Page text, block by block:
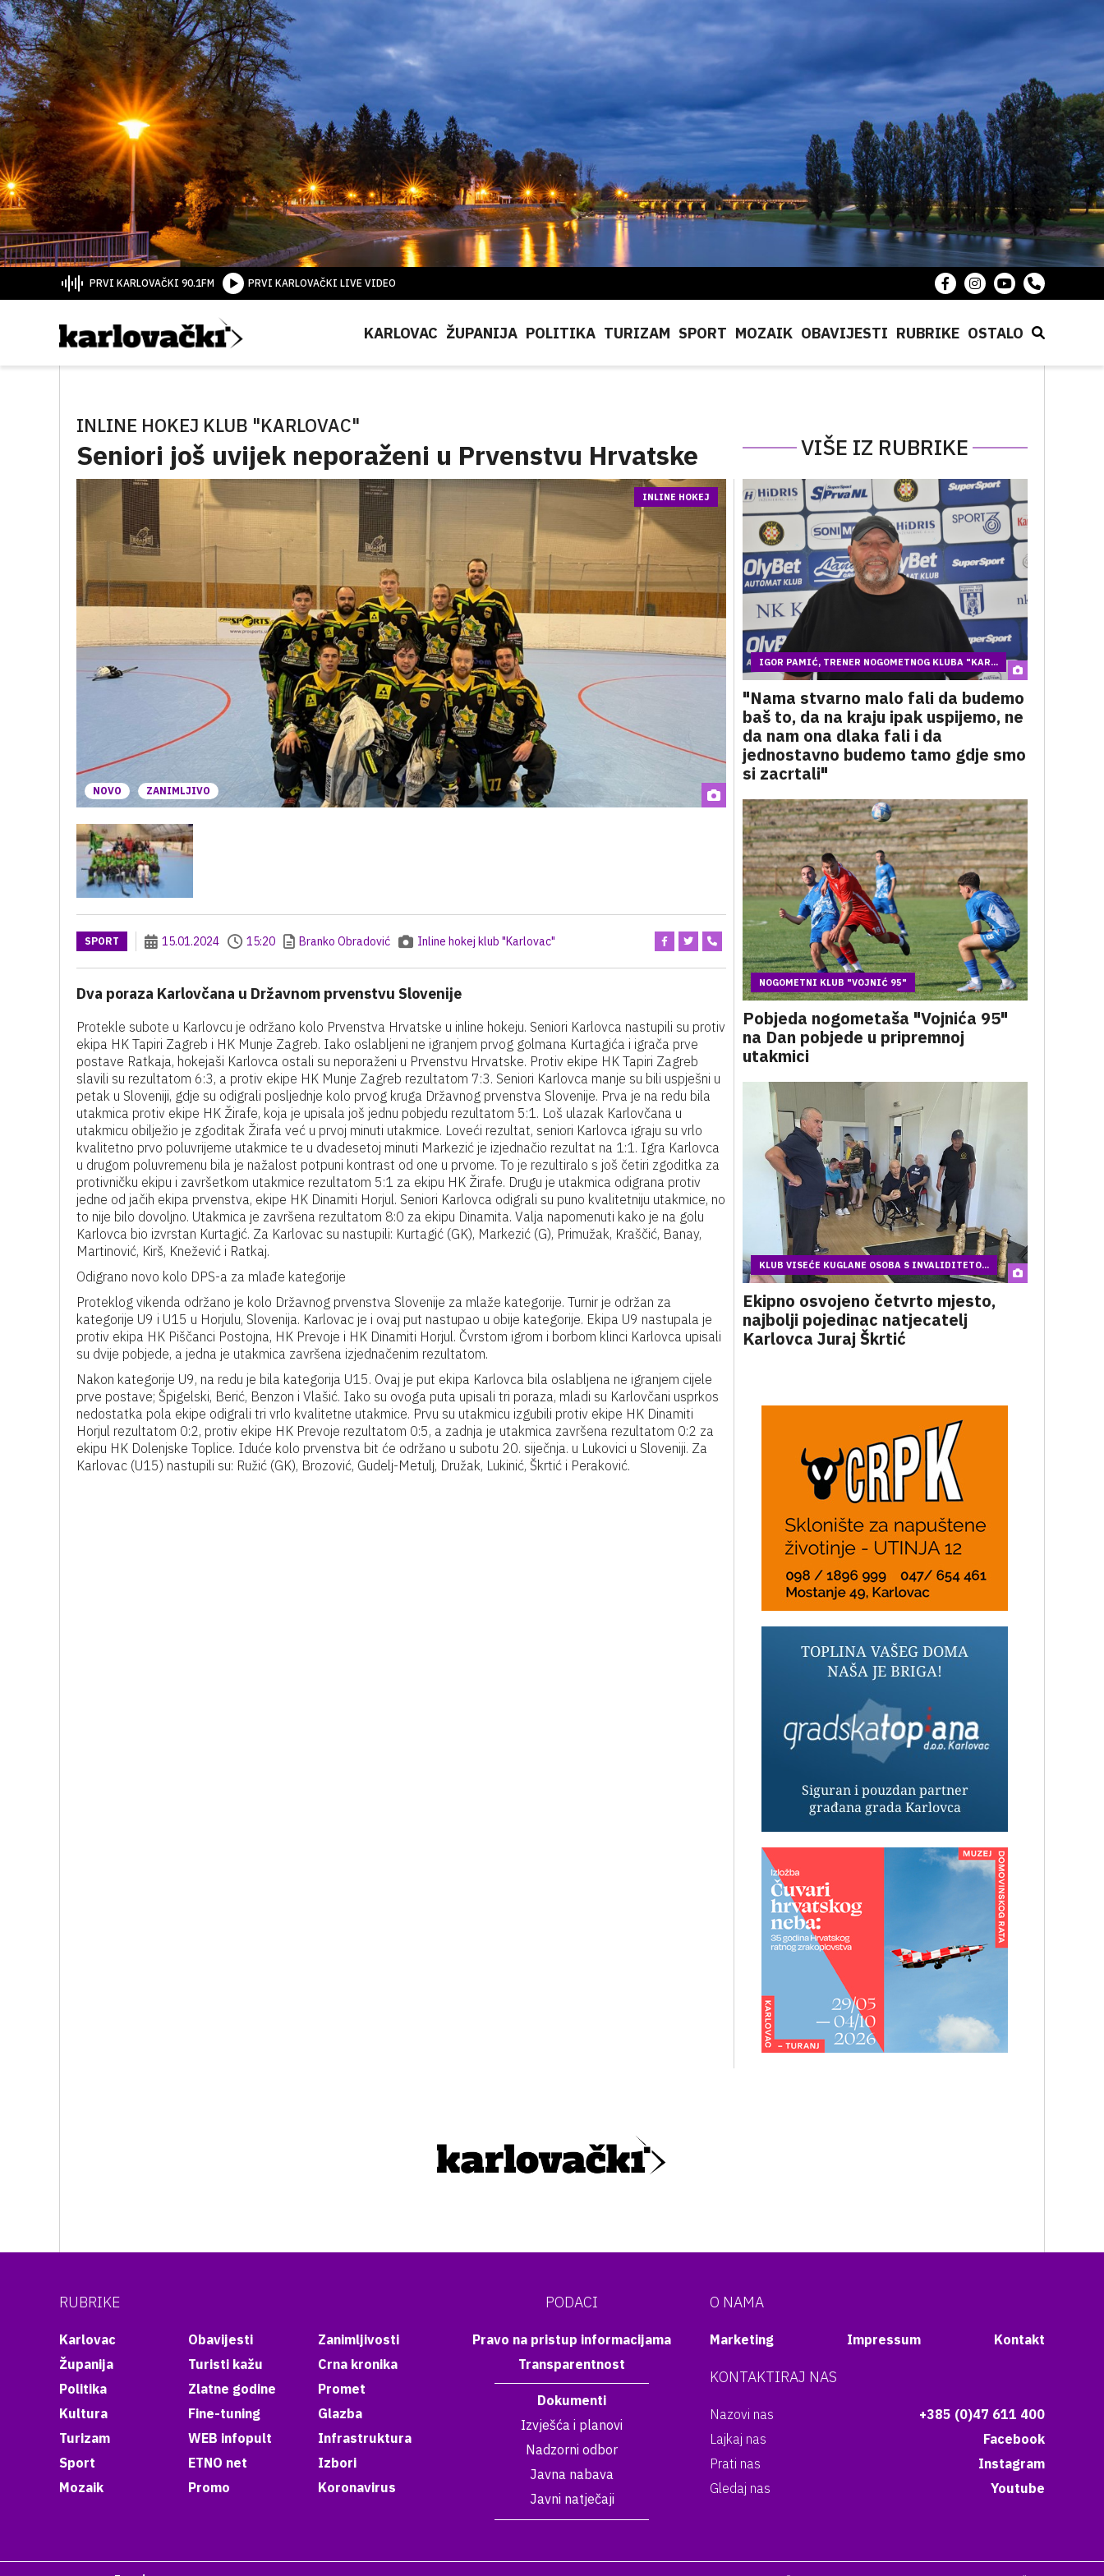
PRVI KARLOVAČKI 90.1FM PRVI KARLOVAČKI LIVE VIDEO
KARLOVAC ŽUPANIJA POLITIKA TURIZAM SPORT MOZAIK OBAVIJESTI RUBRIKE OSTALO
INLINE HOKEJ KLUB "KARLOVAC"
Seniori još uvijek neporaženi u Prvenstvu Hrvatske VIŠE IZ RUBRIKE
NOVO ZANIMLJIVO
INLINE HOKEJ
SPORT 15.01.2024 15:20 Branko Obradović Inline hokej klub "Karlovac"
Dva poraza Karlovčana u Državnom prvenstvu Slovenije
Protekle subote u Karlovcu je održano kolo Prvenstva Hrvatske u inline hokeju. Seniori Karlovca nastupili su protiv
ekipa HK Tapiri Zagreb i HK Munje Zagreb. Iako oslabljeni ne igranjem prvog golmana Kurtagića i igrača prve
postave Ratkaja, hokejaši Karlovca ostali su neporaženi u Prvenstvu Hrvatske. Protiv ekipe HK Tapiri Zagreb
slavili su rezultatom 6:3, a protiv ekipe HK Munje Zagreb rezultatom 7:3. Seniori Karlovca manje su bili uspješni u
petak u Sloveniji, gdje su odigrali posljednje kolo prvog kruga Državnog prvenstva Slovenije. Prva je na redu bila
utakmica protiv ekipe HK Žirafe, koja je upisala još jednu pobjedu rezultatom 5:1. Loš ulazak Karlovčana u
utakmicu obilježio je zgoditak Žirafa već u prvoj minuti utakmice. Loveći rezultat, seniori Karlovca igraju su vrlo
kvalitetno prvo poluvrijeme utakmice te u dvadesetoj minuti Markezić je izjednačio rezultat na 1:1. Igra Karlovca
u drugom poluvremenu bila je nažalost potpuni kontrast od one u prvome. To je rezultiralo s još četiri zgoditka za
protivničku ekipu i završetkom utakmice rezultatom 5:1 za ekipu HK Žirafe. Drugu je utakmica odigrana protiv
jedne od jačih ekipa prvenstva, ekipe HK Dinamiti Horjul. Seniori Karlovca odigrali su puno kvalitetniju utakmice, no
to nije bilo dovoljno. Utakmica je završena rezultatom 8:0 za ekipu Dinamita. Valja napomenuti kako je na golu
Karlovca bio izvrstan Kurtagić. Za Karlovac su nastupili: Kurtagić (GK), Markezić (G), Primužak, Kraščić, Banay,
Martinović, Kirš, Knežević i Ratkaj.
Odigrano novo kolo DPS-a za mlađe kategorije
Proteklog vikenda održano je kolo Državnog prvenstva Slovenije za mlaže kategorije. Turnir je održan za
kategorije U9 i U15 u Horjulu, Slovenija. Karlovac je i ovaj put nastupao u obije kategorije. Ekipa U9 nastupala je
protiv ekipa HK Piščanci Postojna, HK Prevoje i HK Dinamiti Horjul. Čvrstom igrom i borbom klinci Karlovca upisali
su dvije pobjede, a jedna je utakmica završena izjednačenim rezultatom.
Nakon kategorije U9, na redu je bila kategorija U15. Ovaj je put ekipa Karlovca bila oslabljena ne igranjem cijele
prve postave; Špigelski, Berić, Benzon i Vlašić. Iako su ovoga puta upisali tri poraza, mladi su Karlovčani usprkos
nedostatka pola ekipe odigrali tri vrlo kvalitetne utakmice. Prvu su utakmicu izgubili protiv ekipe HK Dinamiti
Horjul rezultatom 0:2, protiv ekipe HK Prevoje rezultatom 0:5, a zadnja je utakmica završena rezultatom 0:2 za
ekipu HK Dolenjske Toplice. Iduće kolo prvenstva bit će održano u subotu 20. siječnja. u Lukovici u Sloveniji. Za
Karlovac (U15) nastupili su: Ružić (GK), Brozović, Gudelj-Metulj, Družak, Lukinić, Škrtić i Peraković.
IGOR PAMIĆ, TRENER NOGOMETNOG KLUBA "KAR...
"Nama stvarno malo fali da budemo
baš to, da na kraju ipak uspijemo, ne
da nam ona dlaka fali i da
jednostavno budemo tamo gdje smo
si zacrtali"
NOGOMETNI KLUB "VOJNIĆ 95"
Pobjeda nogometaša "Vojnića 95"
na Dan pobjede u pripremnoj
utakmici
KLUB VISEĆE KUGLANE OSOBA S INVALIDITETO...
Ekipno osvojeno četvrto mjesto,
najbolji pojedinac natjecatelj
Karlovca Juraj Škrtić
RUBRIKE
Karlovac
Županija
Politika
Kultura
Turizam
Sport
Mozaik
Obavijesti
Turisti kažu
Zlatne godine
Fine-tuning
WEB infopult
ETNO net
Promo
Zanimljivosti
Crna kronika
Promet
Glazba
Infrastruktura
Izbori
Koronavirus
PODACI
Pravo na pristup informacijama
Transparentnost
Dokumenti
Izvješća i planovi
Nadzorni odbor
Javna nabava
Javni natječaji
O NAMA
Marketing Impressum Kontakt
KONTAKTIRAJ NAS
Nazovi nas
+385 (0)47 611 400
Lajkaj nas
Facebook
Prati nas
Instagram
Gledaj nas
Youtube